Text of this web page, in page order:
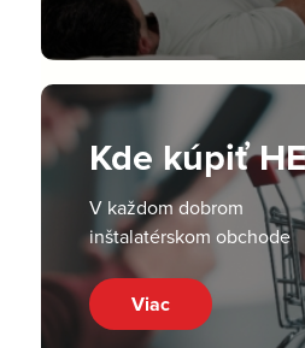
Kde kúpiť
V každom dobrom
inštalatérskom obchode
Viac